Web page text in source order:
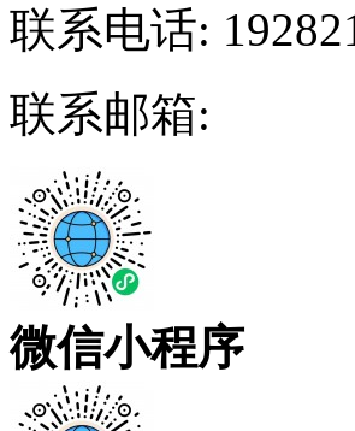
联系电话:
联系邮箱:
微信小程序